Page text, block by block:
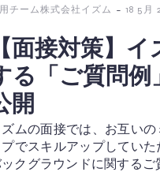
チーム株式会社イズム - 18 5月
【面接対策】
る「ご質問例
開
ズムの面接では、お互い
プでスキルアップしてい
クグラウンドに関する